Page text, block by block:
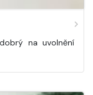
na uvolnění